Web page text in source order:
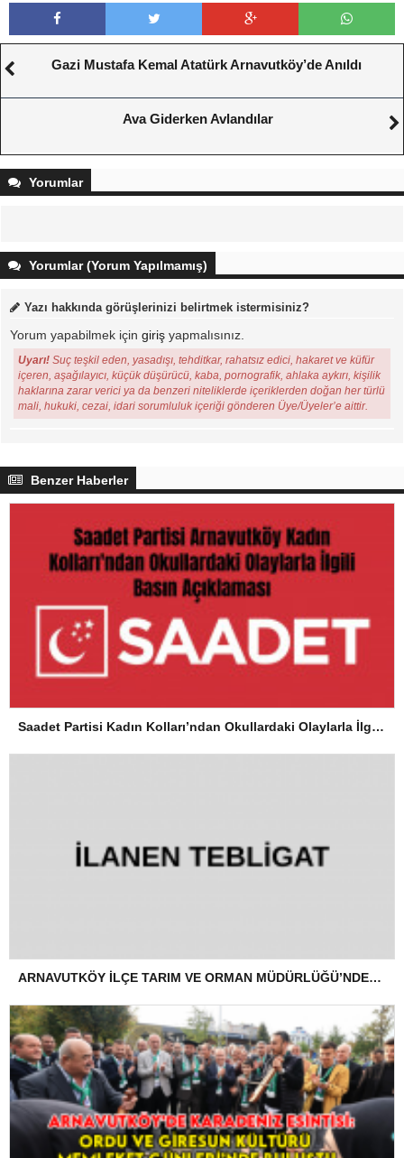
Gazi Mustafa Kemal Atatürk Arnavutköy’de Anıldı
Ava Giderken Avlandılar
Yorumlar
Yorumlar (Yorum Yapılmamış)
Yazı hakkında görüşlerinizi belirtmek istermisiniz?
Yorum yapabilmek için giriş yapmalısınız.
Uyarı! Suç teşkil eden, yasadışı, tehditkar, rahatsız edici, hakaret ve küfür
içeren, aşağılayıcı, küçük düşürücü, kaba, pornografik, ahlaka aykırı, kişilik
haklarına zarar verici ya da benzeri niteliklerde içeriklerden doğan her türlü
mali, hukuki, cezai, idari sorumluluk içeriği gönderen Üye/Üyeler’e aittir.
Benzer Haberler
Saadet Partisi Kadın Kolları’ndan Okullardaki Olaylarla İlgili Basın Açıklaması
ARNAVUTKÖY İLÇE TARIM VE ORMAN MÜDÜRLÜĞÜ’NDEN İLANEN TEBLİGAT